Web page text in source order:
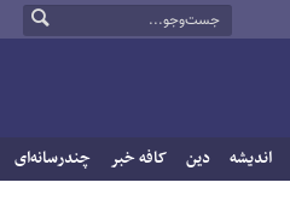
اندیشه دین کافه خبر چندرسانه‌ای